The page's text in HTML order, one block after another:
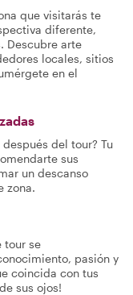
que visitarás te
diferente,
Descubre arte
locales, sitios
en el
del tour? Tu
sus
un descanso
zona.
tour se
pasión y
coincida con tus
sus ojos!